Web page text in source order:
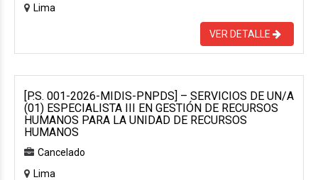
Lima
VER DETALLE
[P.S. 001-2026-MIDIS-PNPDS] – SERVICIOS DE UN/A
(01) ESPECIALISTA III EN GESTIÓN DE RECURSOS
HUMANOS PARA LA UNIDAD DE RECURSOS
HUMANOS
Cancelado
Lima